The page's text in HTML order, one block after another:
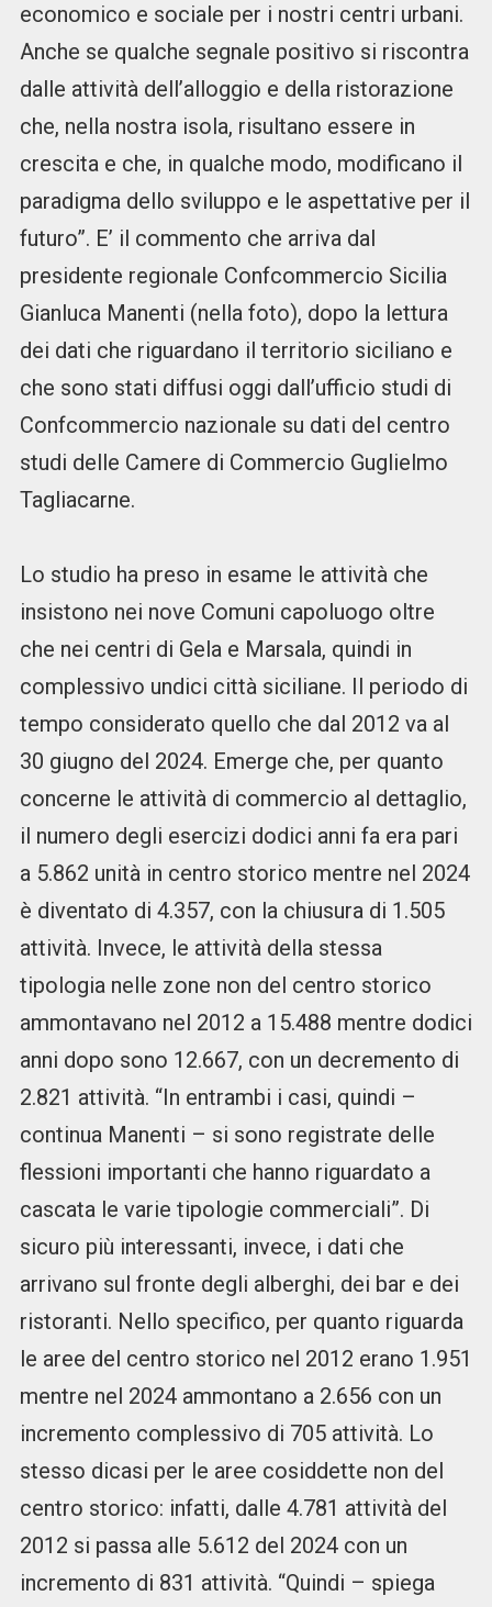
economico e sociale per i nostri centri urbani.
Anche se qualche segnale positivo si riscontra
dalle attività dell’alloggio e della ristorazione
che, nella nostra isola, risultano essere in
crescita e che, in qualche modo, modificano il
paradigma dello sviluppo e le aspettative per il
futuro”. E’ il commento che arriva dal
presidente regionale Confcommercio Sicilia
Gianluca Manenti (nella foto), dopo la lettura
dei dati che riguardano il territorio siciliano e
che sono stati diffusi oggi dall’ufficio studi di
Confcommercio nazionale su dati del centro
studi delle Camere di Commercio Guglielmo
Tagliacarne.
Lo studio ha preso in esame le attività che
insistono nei nove Comuni capoluogo oltre
che nei centri di Gela e Marsala, quindi in
complessivo undici città siciliane. Il periodo di
tempo considerato quello che dal 2012 va al
30 giugno del 2024. Emerge che, per quanto
concerne le attività di commercio al dettaglio,
il numero degli esercizi dodici anni fa era pari
a 5.862 unità in centro storico mentre nel 2024
è diventato di 4.357, con la chiusura di 1.505
attività. Invece, le attività della stessa
tipologia nelle zone non del centro storico
ammontavano nel 2012 a 15.488 mentre dodici
anni dopo sono 12.667, con un decremento di
2.821 attività. “In entrambi i casi, quindi –
continua Manenti – si sono registrate delle
flessioni importanti che hanno riguardato a
cascata le varie tipologie commerciali”. Di
sicuro più interessanti, invece, i dati che
arrivano sul fronte degli alberghi, dei bar e dei
ristoranti. Nello specifico, per quanto riguarda
le aree del centro storico nel 2012 erano 1.951
mentre nel 2024 ammontano a 2.656 con un
incremento complessivo di 705 attività. Lo
stesso dicasi per le aree cosiddette non del
centro storico: infatti, dalle 4.781 attività del
2012 si passa alle 5.612 del 2024 con un
incremento di 831 attività. “Quindi – spiega